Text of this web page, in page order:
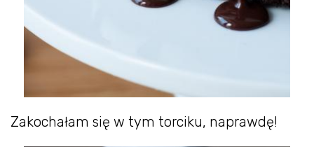
Zakochałam się w tym torciku, naprawdę!